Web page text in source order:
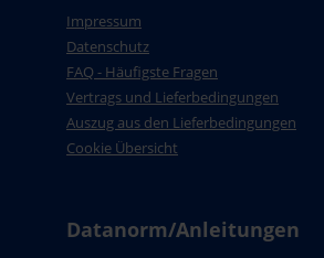
Impressum
Datenschutz
FAQ - Häufigste Fragen
Vertrags und Lieferbedingungen
Auszug aus den Lieferbedingungen
Cookie Übersicht
Datanorm/Anleitungen